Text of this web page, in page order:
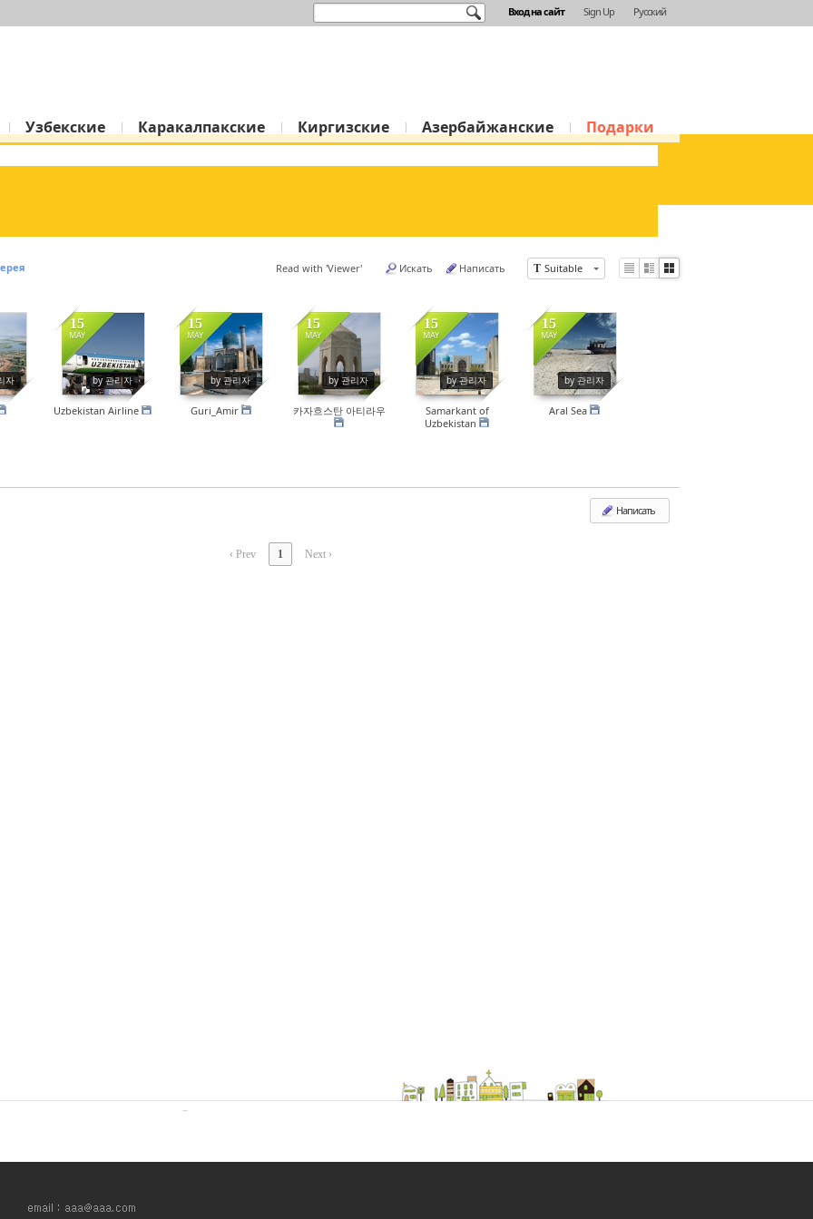
Вход на сайт Sign Up Русский
Узбекские Каракалпакские Киргизские Азербайжанские Подарки
T Suitable
Read with 'Viewer' Искать Написать
Li
Zi
G
자
15
MAY
by 관리자
14570
Uzbekistan Airline
15
MAY
by 관리자
14272
Guri_Amir
15
MAY
by 관리자
14288
카자흐스탄 아티라우
15
MAY
by 관리자
14082
Samarkant of
Uzbekistan
15
MAY
by 관리자
15227
Aral Sea
Написать
‹ Prev 1 Next ›
스케치북5
스케치북5